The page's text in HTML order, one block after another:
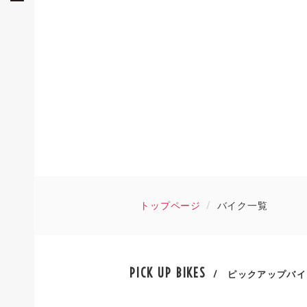
トップページ バイク一覧
PICK UP BIKES / ピックアップバ